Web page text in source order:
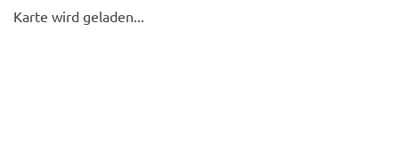
Karte wird geladen...